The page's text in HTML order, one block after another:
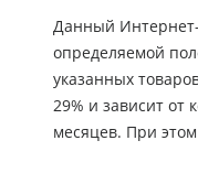
Данный
определяемой
указанных
29% и зависит
месяцев. При